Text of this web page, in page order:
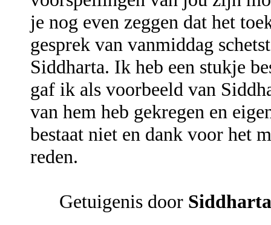
je nog even zeggen dat het
gesprek van vanmiddag
Siddharta. Ik heb een stukje
gaf ik als voorbeeld van
van hem heb gekregen en
bestaat niet en dank voor het
reden.
Getuigenis door Siddharta